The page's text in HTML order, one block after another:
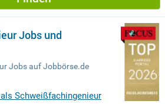
Jobs und
Jobs auf Jobbörse.de
Schweißfachingenieur